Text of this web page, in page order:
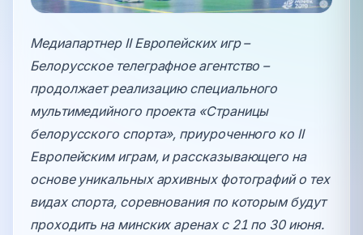
Медиапартнер II Европейских игр –
Белорусское телеграфное агентство –
продолжает реализацию специального
мультимедийного проекта «Страницы
белорусского спорта», приуроченного ко II
Европейским играм, и рассказывающего на
основе уникальных архивных фотографий о тех
видах спорта, соревнования по которым будут
проходить на минских аренах с 21 по 30 июня.